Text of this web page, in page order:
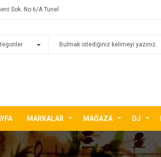
Sok. No:6/A Tunel
MARKALAR MAĞAZA DJ